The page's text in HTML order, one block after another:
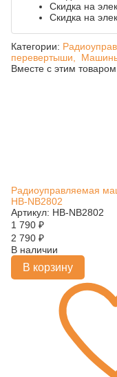
Скидка на
Скидка на
Категории:
перевертыши,
Вместе с этим
Радиоуправляемая
HB-NB2802
Артикул: HB-NB2802
1 790 ₽
2 790 ₽
В наличии
В корзину